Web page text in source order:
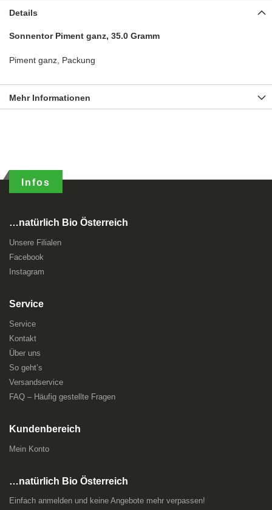
Details
Sonnentor Piment ganz, 35.0 Gramm
Piment ganz, Packung
Mehr Informationen
Infos
…natürlich Bio Österreich
Unsere Filialen
Facebook
Instagram
Service
Service
Kontakt
Über uns
So geht’s
Versandservice
FAQ – Häufig gestellte Fragen
Kundenbereich
Mein Konto
…natürlich Bio Österreich
Einfach anmelden und keine Angebote mehr verpassen!